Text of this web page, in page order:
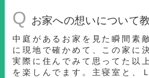
Q お家への想いについて
中庭があるお家を見た瞬間素
に現地で確かめて、この家に
実際に住んでみて思ってた以
を楽しんでます。主寝室と、